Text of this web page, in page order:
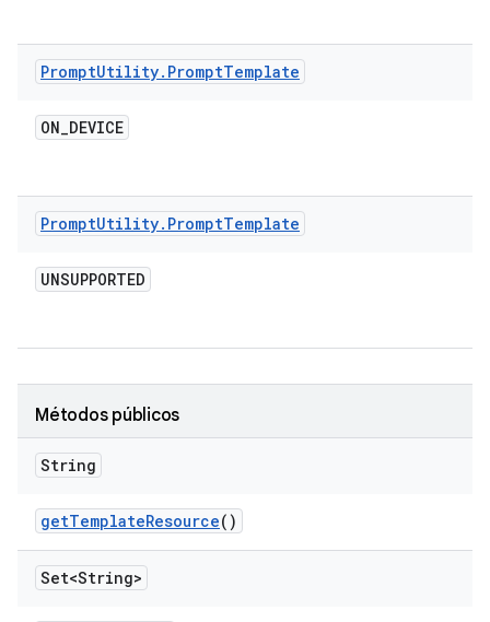
PromptUtility. PromptTemplate
ON_DEVICE
PromptUtility. PromptTemplate
UNSUPPORTED
Métodos públicos
String
getTemplateResource()
Set<String>